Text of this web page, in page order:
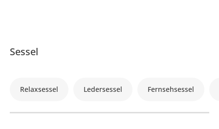
Sessel
Relaxsessel Ledersessel Fernsehsessel